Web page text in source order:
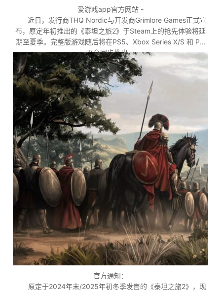
爱游戏app官方网站 -
近日，发行商THQ Nordic与开发商Grimlore Games正式宣
布，原定年初推出的《泰坦之旅2》于Steam上的抢先体验将延
期至夏季。完整版游戏随后将在PS5、Xbox Series X/S 和 PC
平台同步推出。
官方通知：
原定于2024年末/2025年初冬季发售的《泰坦之旅2》，现